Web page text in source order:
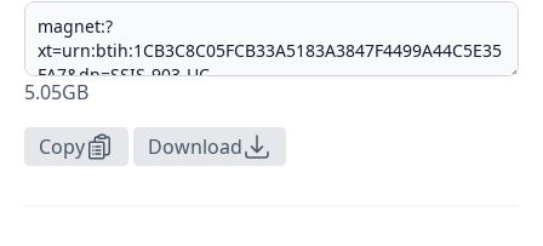
5.05GB
Copy Download